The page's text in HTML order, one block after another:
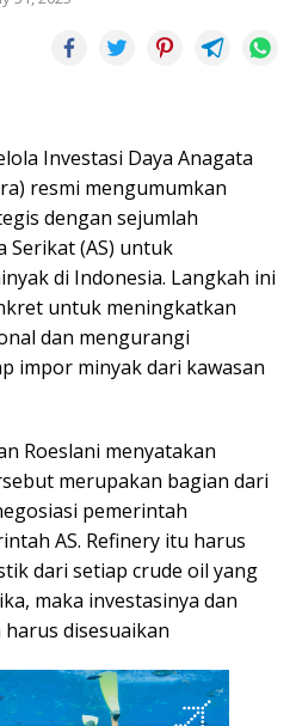
Investasi Daya Anagata
resmi mengumumkan
dengan sejumlah
Serikat (AS) untuk
di Indonesia. Langkah ini
untuk meningkatkan
dan mengurangi
impor minyak dari kawasan
Roeslani menyatakan
merupakan bagian dari
pemerintah
AS. Refinery itu harus
dari setiap crude oil yang
maka investasinya dan
disesuaikan